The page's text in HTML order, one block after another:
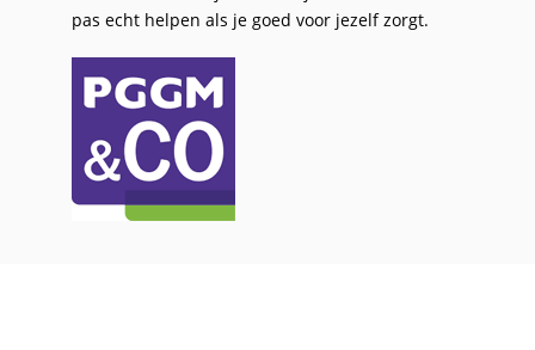
pas echt helpen als je goed voor jezelf zorgt.